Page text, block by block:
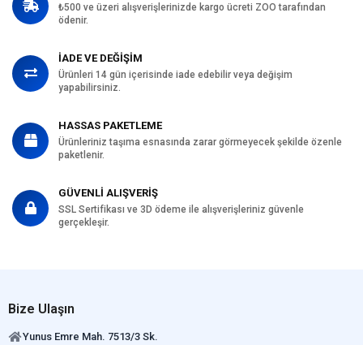
₺500 ve üzeri alışverişlerinizde kargo ücreti ZOO tarafından
ödenir.
İADE VE DEĞİŞİM
Ürünleri 14 gün içerisinde iade edebilir veya değişim
yapabilirsiniz.
HASSAS PAKETLEME
Ürünleriniz taşıma esnasında zarar görmeyecek şekilde özenle
paketlenir.
GÜVENLİ ALIŞVERİŞ
SSL Sertifikası ve 3D ödeme ile alışverişleriniz güvenle
gerçekleşir.
Bize Ulaşın
Yunus Emre Mah. 7513/3 Sk.